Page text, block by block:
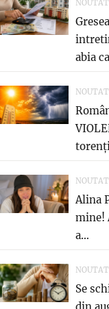
abia
Alina
mine!
a...
Se
din